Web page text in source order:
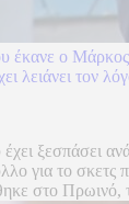
έκανε ο
λειάνει τον
ξεσπάσει
για το σκετς
στο Πρωινό,